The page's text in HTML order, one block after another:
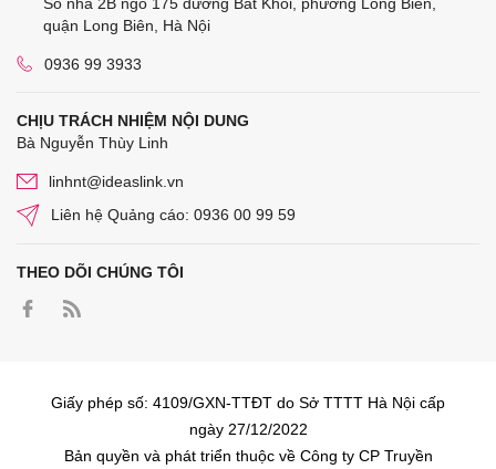
quận Long Biên, Hà Nội
0936 99 3933
CHỊU TRÁCH NHIỆM NỘI DUNG
Bà Nguyễn Thùy Linh
linhnt@ideaslink.vn
Liên hệ Quảng cáo: 0936 00 99 59
THEO DÕI CHÚNG TÔI
Giấy phép số: 4109/GXN-TTĐT do Sở TTTT Hà Nội cấp
ngày 27/12/2022
Bản quyền và phát triển thuộc về Công ty CP Truyền